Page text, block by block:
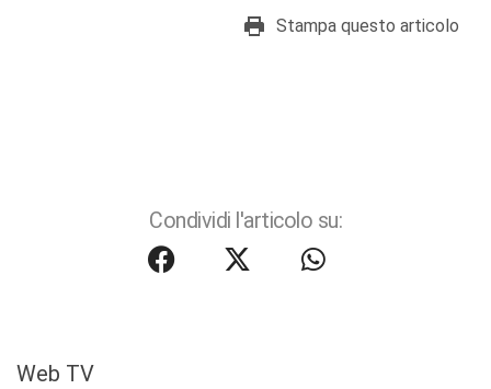
Stampa questo articolo
Condividi l'articolo su:
Web TV